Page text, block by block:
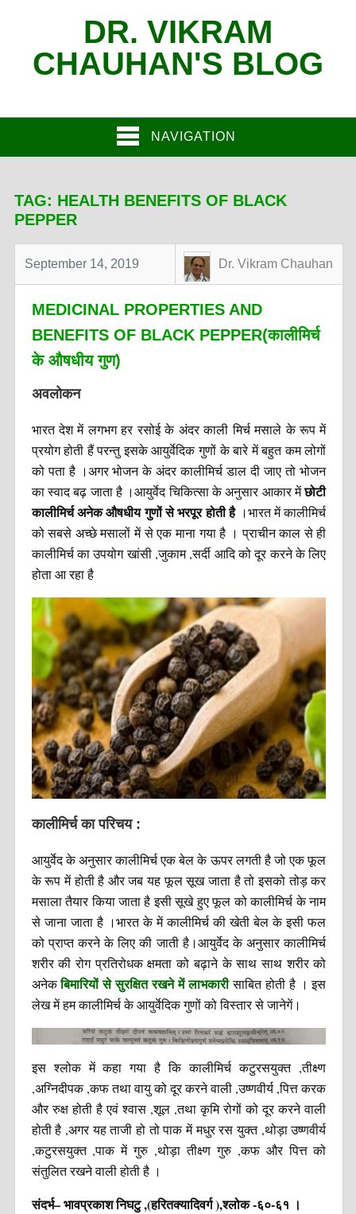
DR. VIKRAM
CHAUHAN'S BLOG
NAVIGATION
TAG: HEALTH BENEFITS OF BLACK
PEPPER
September 14, 2019 Dr. Vikram Chauhan
MEDICINAL PROPERTIES AND
BENEFITS OF BLACK PEPPER(कालीमिर्च
के औषधीय गुण)
अवलोकन
भारत देश में लगभग हर रसोई के अंदर काली मिर्च मसाले के रूप में
प्रयोग होती हैं परन्तु इसके आयुर्वेदिक गुणों के बारे में बहुत कम लोगों
को पता है ।अगर भोजन के अंदर कालीमिर्च डाल दी जाए तो भोजन
का स्वाद बढ़ जाता है ।आयुर्वेद चिकित्सा के अनुसार आकार मेंछोटी
कालीमिर्च अनेक औषधीय गुणों से भरपूर होती है।भारत में कालीमिर्च
को सबसे अच्छे मसालों में से एक माना गया है । प्राचीन काल से ही
कालीमिर्च का उपयोग खांसी ,जुकाम ,सर्दी आदि को दूर करने के लिए
होता आ रहा है
कालीमिर्च का परिचय :
आयुर्वेद के अनुसार कालीमिर्च एक बेल के ऊपर लगती है जो एक फूल
के रूप में होती है और जब यह फूल सूख जाता है तो इसको तोड़ कर
मसाला तैयार किया जाता है इसी सूखे हुए फूल को कालीमिर्च के नाम
से जाना जाता है ।भारत के में कालीमिर्च की खेती बेल के इसी फल
को प्राप्त करने के लिए की जाती है।आयुर्वेद के अनुसार कालीमिर्च
शरीर की रोग प्रतिरोधक क्षमता को बढ़ाने के साथ साथ शरीर को
अनेकबिमारियों से सुरक्षित रखने में लाभकारीसाबित होती है । इस
लेख में हम कालीमिर्च के आयुर्वेदिक गुणों को विस्तार से जानेगें।
इस श्लोक में कहा गया है कि कालीमिर्च कटुरसयुक्त ,तीक्ष्ण
,अग्निदीपक ,कफ तथा वायु को दूर करने वाली ,उष्णवीर्य ,पित्त करक
और रुक्ष होती है एवं श्वास ,शूल ,तथा कृमि रोगों को दूर करने वाली
होती है ,अगर यह ताजी हो तो पाक में मधुर रस युक्त ,थोड़ा उष्णवीर्य
,कटुरसयुक्त ,पाक में गुरु ,थोड़ा तीक्ष्ण गुरु ,कफ और पित्त को
संतुलित रखने वाली होती है ।
संदर्भ– भावप्रकाश निघटु ,(हरितक्यादिवर्ग ),श्लोक -६०-६१ ।